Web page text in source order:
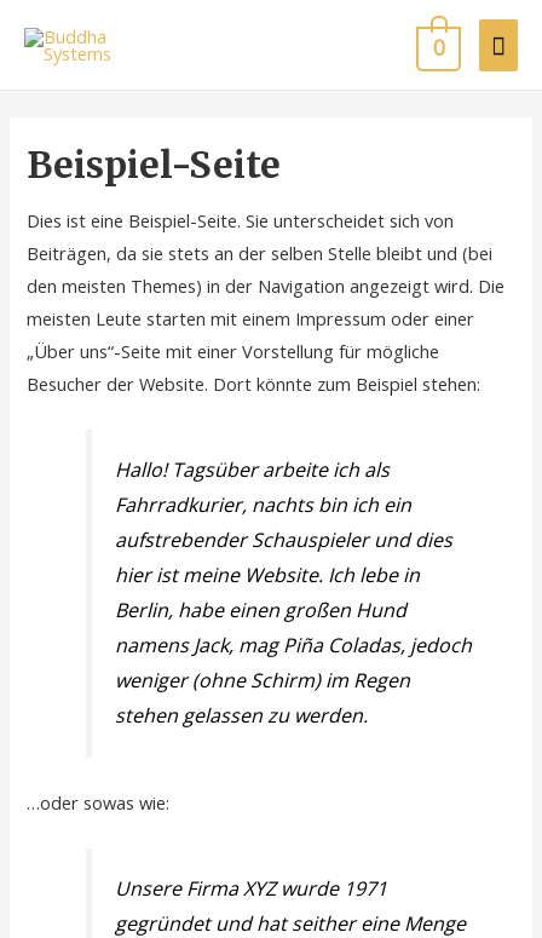
0
Beispiel-Seite
Dies ist eine Beispiel-Seite. Sie unterscheidet sich von
Beiträgen, da sie stets an der selben Stelle bleibt und (bei
den meisten Themes) in der Navigation angezeigt wird. Die
meisten Leute starten mit einem Impressum oder einer
„Über uns“-Seite mit einer Vorstellung für mögliche
Besucher der Website. Dort könnte zum Beispiel stehen:
Hallo! Tagsüber arbeite ich als
Fahrradkurier, nachts bin ich ein
aufstrebender Schauspieler und dies
hier ist meine Website. Ich lebe in
Berlin, habe einen großen Hund
namens Jack, mag Piña Coladas, jedoch
weniger (ohne Schirm) im Regen
stehen gelassen zu werden.
…oder sowas wie:
Unsere Firma XYZ wurde 1971
gegründet und hat seither eine Menge